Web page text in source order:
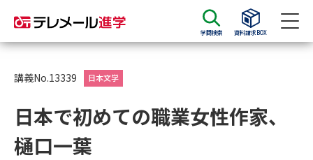
学問検索 資料請求BOX
資料請求
大学・短大の資料種類から請求
講義No.13339 日本文学
日本で初めての職業女性作家、
樋口一葉